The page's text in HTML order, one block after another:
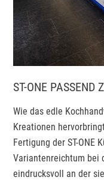
ST-ONE PASSEND
Wie das edle
Kreationen
Fertigung der ST-ONE
Variantenreichtum bei
eindrucksvoll an der